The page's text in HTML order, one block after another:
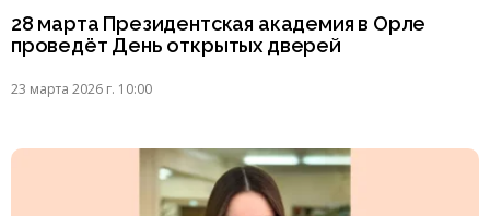
28 марта Президентская академия в Орле
проведёт День открытых дверей
23 марта 2026 г. 10:00